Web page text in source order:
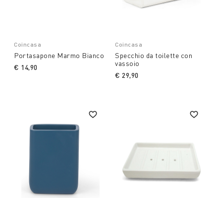
Coincasa
Portasapone Marmo Bianco
€ 14,90
Coincasa
Specchio da toilette con
vassoio
€ 29,90